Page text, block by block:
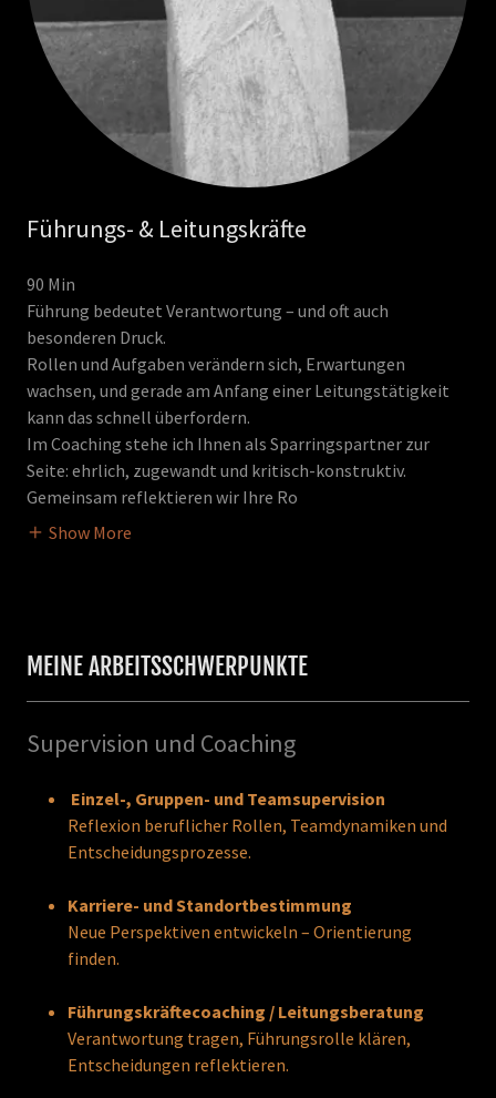
Führungs- & Leitungskräfte
90 Min
Führung bedeutet Verantwortung – und oft auch
besonderen Druck.
Rollen und Aufgaben verändern sich, Erwartungen
wachsen, und gerade am Anfang einer Leitungstätigkeit
kann das schnell überfordern.
Im Coaching stehe ich Ihnen als Sparringspartner zur
Seite: ehrlich, zugewandt und kritisch-konstruktiv.
Gemeinsam reflektieren wir Ihre Ro
Show More
MEINE ARBEITSSCHWERPUNKTE
Supervision und Coaching
Einzel-, Gruppen- und Teamsupervision
Reflexion beruflicher Rollen, Teamdynamiken und
Entscheidungsprozesse.
Karriere- und Standortbestimmung
Neue Perspektiven entwickeln – Orientierung
finden.
Führungskräftecoaching / Leitungsberatung
Verantwortung tragen, Führungsrolle klären,
Entscheidungen reflektieren.